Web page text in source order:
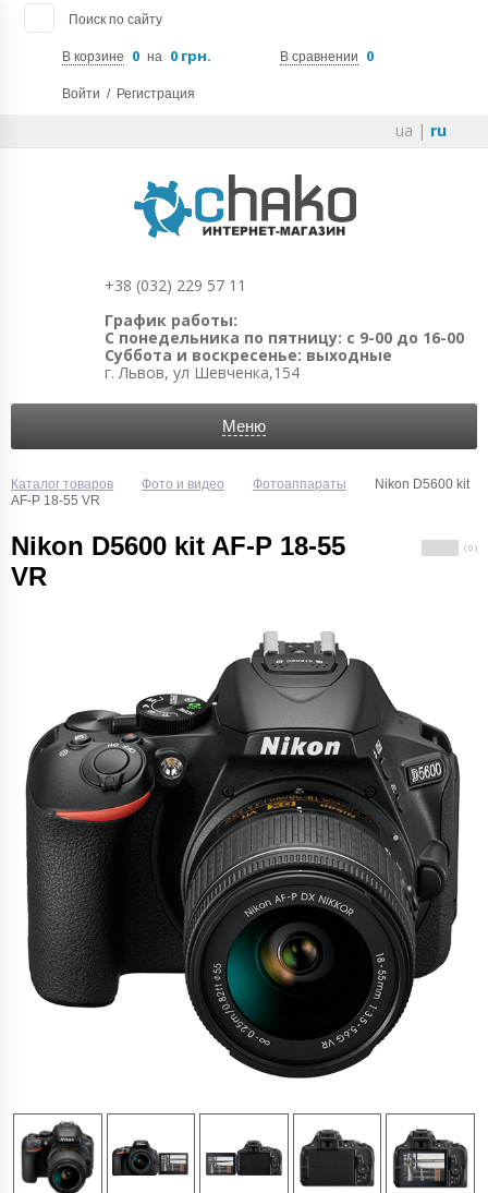
Поиск по сайту
В корзине 0 на 0 грн. В сравнении 0
Войти / Регистрация
ua | ru
+38 (032) 229 57 11
График работы:
С понедельника по пятницу: с 9-00 до 16-00
Суббота и воскресенье: выходные
г. Львов, ул Шевченка,154
Меню
Каталог товаров Фото и видео Фотоаппараты
Nikon D5600 kit
AF-P 18-55 VR
Nikon D5600 kit AF-P 18-55
VR
( 0 )